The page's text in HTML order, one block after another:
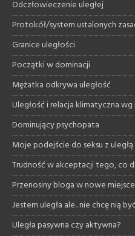
Odczłowieczenie uległej
Protokół/system ustalonych
Granice uległości
Początki w dominacji
Mężatka odkrywa uległość
Uległość i relacja klimatyczna
Dominujący psychopata
Moje podejście do seksu z uległą
Trudność w akceptacji tego, co
Przenosiny bloga w nowe miejsce
Jestem uległa ale.. nie chcę nią być
Uległa pasywna czy aktywna?